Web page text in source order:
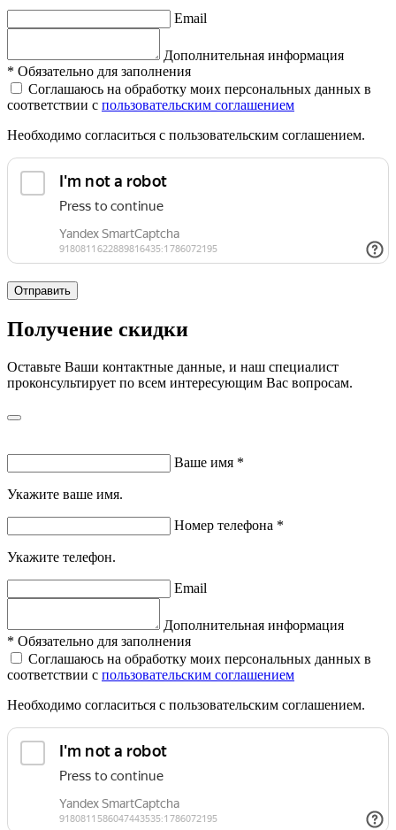
Email
Дополнительная информация
* Обязательно для заполнения
Соглашаюсь на обработку моих персональных данных в
соответствии с пользовательским соглашением
Необходимо согласиться с пользовательским соглашением.
Отправить
Получение скидки
Оставьте Ваши контактные данные, и наш специалист
проконсультирует по всем интересующим Вас вопросам.
Ваше имя *
Укажите ваше имя.
Номер телефона *
Укажите телефон.
Email
Дополнительная информация
* Обязательно для заполнения
Соглашаюсь на обработку моих персональных данных в
соответствии с пользовательским соглашением
Необходимо согласиться с пользовательским соглашением.